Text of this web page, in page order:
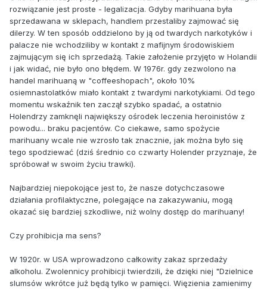
rozwiązanie jest proste - legalizacja. Gdyby marihuana była
sprzedawana w sklepach, handlem przestaliby zajmować się
dilerzy. W ten sposób oddzielono by ją od twardych narkotyków i
palacze nie wchodziliby w kontakt z mafijnym środowiskiem
zajmującym się ich sprzedażą. Takie założenie przyjęto w Holandii
i jak widać, nie było ono błędem. W 1976r. gdy zezwolono na
handel marihuaną w "coffeeshopach", około 10%
osiemnastolatków miało kontakt z twardymi narkotykiami. Od tego
momentu wskaźnik ten zaczął szybko spadać, a ostatnio
Holendrzy zamknęli największy ośrodek leczenia heroinistów z
powodu... braku pacjentów. Co ciekawe, samo spożycie
marihuany wcale nie wzrosło tak znacznie, jak można było się
tego spodziewać (dziś średnio co czwarty Holender przyznaje, że
spróbował w swoim życiu trawki).
Najbardziej niepokojące jest to, że nasze dotychczasowe
działania profilaktyczne, polegające na zakazywaniu, mogą
okazać się bardziej szkodliwe, niż wolny dostęp do marihuany!
Czy prohibicja ma sens?
W 1920r. w USA wprowadzono całkowity zakaz sprzedaży
alkoholu. Zwolennicy prohibicji twierdzili, że dzięki niej "Dzielnice
slumsów wkrótce już będą tylko w pamięci. Więzienia zamienimy